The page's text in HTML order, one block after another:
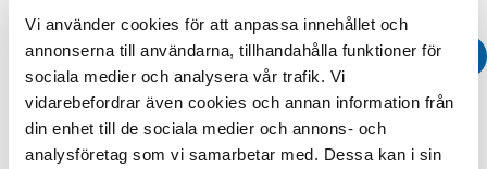
Vi använder cookies för att anpassa innehållet och
annonserna till användarna, tillhandahålla funktioner för
sociala medier och analysera vår trafik. Vi
vidarebefordrar även cookies och annan information från
din enhet till de sociala medier och annons- och
analysföretag som vi samarbetar med. Dessa kan i sin